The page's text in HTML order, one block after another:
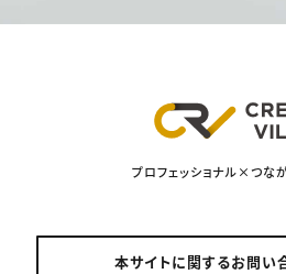
プロフェッショナル×つな
本サイトに関するお問い